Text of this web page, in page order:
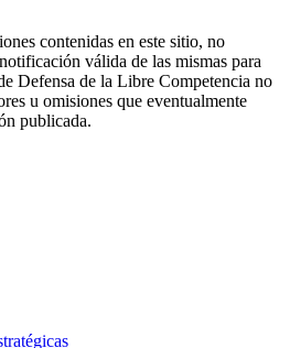
contenidas en este sitio, no
válida de las mismas para
Defensa de la Libre Competencia no
u omisiones que eventualmente
publicada.